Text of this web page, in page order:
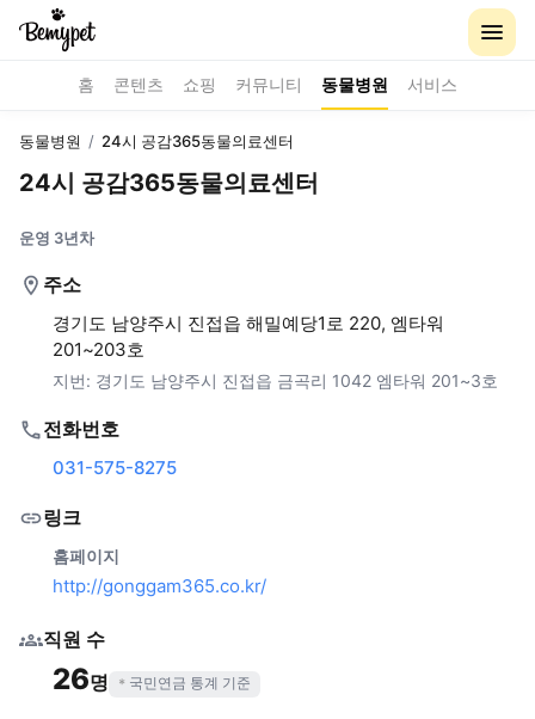
홈 콘텐츠 쇼핑 커뮤니티 동물병원 서비스
동물병원 / 24시 공감365동물의료센터
24시 공감365동물의료센터
운영 3년차
주소
경기도 남양주시 진접읍 해밀예당1로 220, 엠타워
201~203호
지번: 경기도 남양주시 진접읍 금곡리 1042 엠타워 201~3호
전화번호
031-575-8275
링크
홈페이지
http://gonggam365.co.kr/
직원 수
26명 국민연금 통계 기준